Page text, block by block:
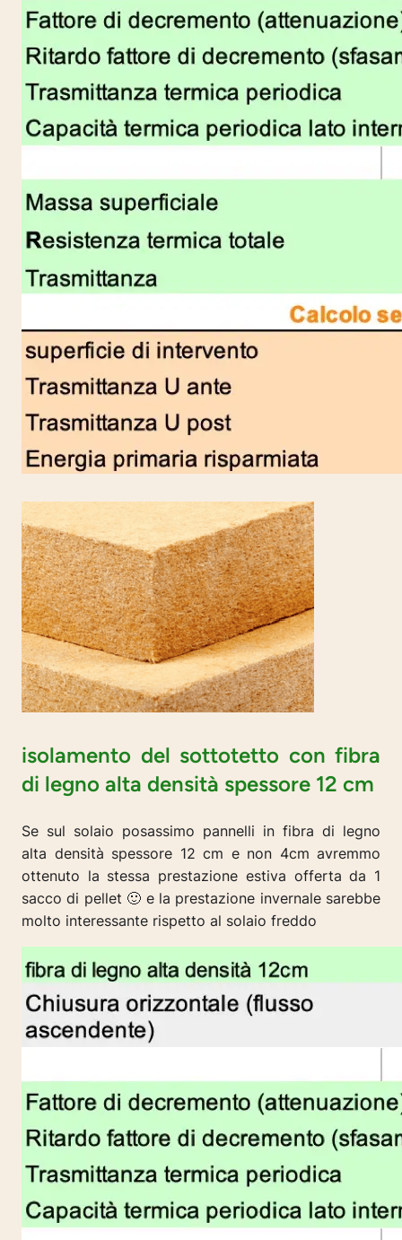
isolamento del sottotetto con fibra
di legno alta densità spessore 12 cm
Se sul solaio posassimo pannelli in fibra di legno
alta densità spessore 12 cm e non 4cm avremmo
ottenuto la stessa prestazione estiva offerta da 1
sacco di pellet 🙂 e la prestazione invernale sarebbe
molto interessante rispetto al solaio freddo